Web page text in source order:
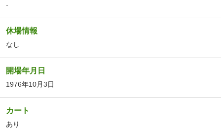
-
休場情報
なし
開場年月日
1976年10月3日
カート
あり